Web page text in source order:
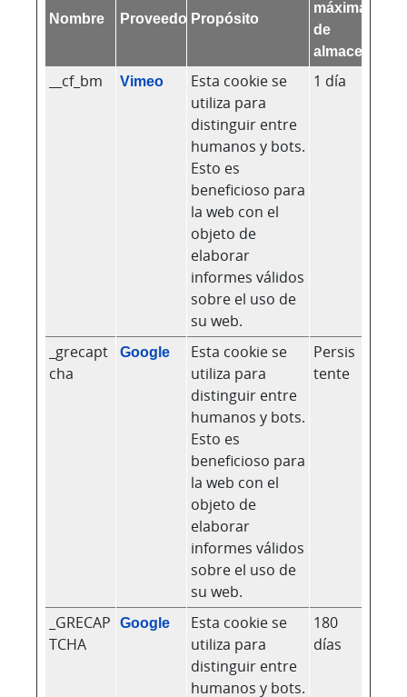
Nombre ProveedorPropósito
máxima
de
__cf_bm
Vimeo
Esta cookie se
utiliza para
distinguir entre
humanos y bots.
Esto es
beneficioso para
la web con el
objeto de
elaborar
informes válidos
sobre el uso de
su web.
1 día
_grecapt
cha
Google
Esta cookie se
utiliza para
distinguir entre
humanos y bots.
Esto es
beneficioso para
la web con el
objeto de
elaborar
informes válidos
sobre el uso de
su web.
Persis
tente
_GRECAP
TCHA
Google
Esta cookie se
utiliza para
distinguir entre
humanos y bots.
180
días